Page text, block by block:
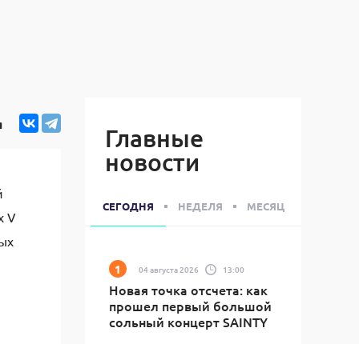
V
Главные
новости
СЕГОДНЯ НЕДЕЛЯ МЕСЯЦ
04 августа 2026 13:00
Новая точка отсчета: как
прошел первый большой
сольный концерт SAINTY